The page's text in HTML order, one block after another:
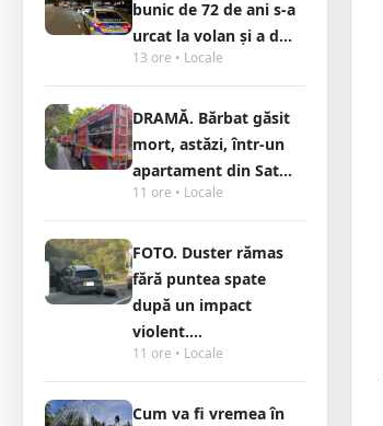
bunic de 72 de ani s-a
urcat la volan și a d...
13 ore • Locale
DRAMĂ. Bărbat găsit
mort, astăzi, într-un
apartament din Sat...
11 ore • Locale
FOTO. Duster rămas
fără puntea spate
după un impact
violent....
11 ore • Locale
Cum va fi vremea în